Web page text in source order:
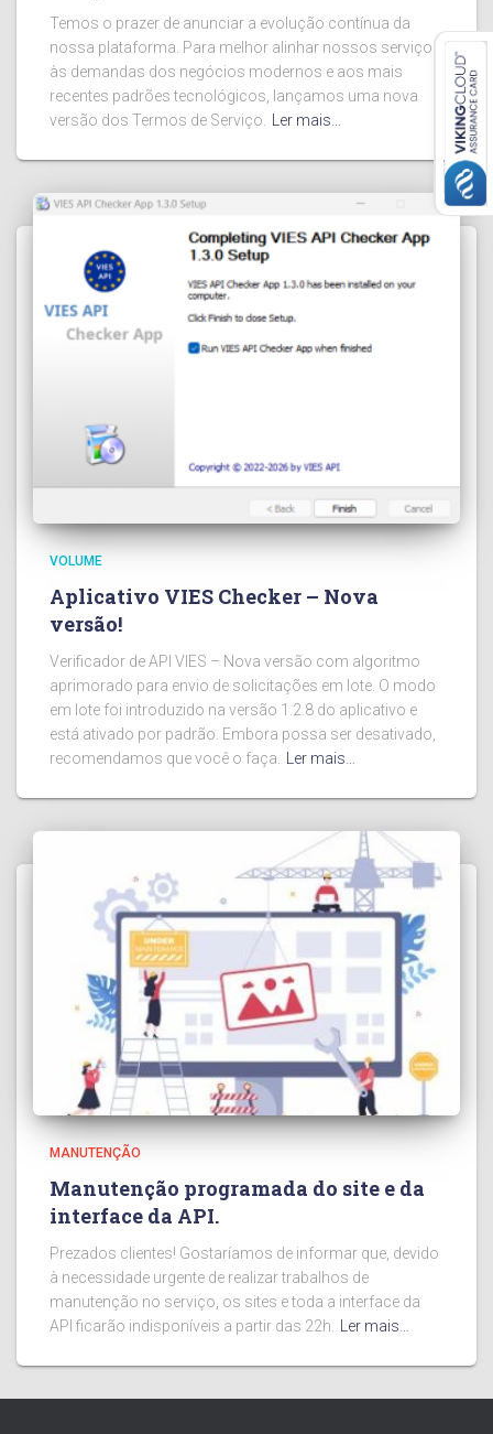
Temos o prazer de anunciar a evolução contínua da
nossa plataforma. Para melhor alinhar nossos serviços
às demandas dos negócios modernos e aos mais
recentes padrões tecnológicos, lançamos uma nova
versão dos Termos de Serviço.
Ler mais…
VOLUME
Aplicativo VIES Checker – Nova
versão!
Verificador de API VIES – Nova versão com algoritmo
aprimorado para envio de solicitações em lote. O modo
em lote foi introduzido na versão 1.2.8 do aplicativo e
está ativado por padrão. Embora possa ser desativado,
recomendamos que você o faça.
Ler mais…
MANUTENÇÃO
Manutenção programada do site e da
interface da API.
Prezados clientes! Gostaríamos de informar que, devido
à necessidade urgente de realizar trabalhos de
manutenção no serviço, os sites e toda a interface da
API ficarão indisponíveis a partir das 22h. Ler mais…